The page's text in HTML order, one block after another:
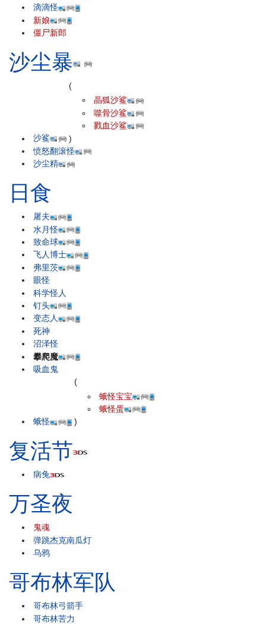
滴滴怪
新娘
僵尸新郎
沙尘暴
沙鲨
(
晶狐沙鲨
噬骨沙鲨
戮血沙鲨
)
愤怒翻滚怪
沙尘精
日食
屠夫
水月怪
致命球
飞人博士
弗里茨
眼怪
科学怪人
钉头
变态人
死神
沼泽怪
攀爬魔
吸血鬼
蛾怪
(
蛾怪宝宝
蛾怪蛋
)
复活节
病兔
万圣夜
鬼魂
弹跳杰克南瓜灯
乌鸦
哥布林军队
哥布林弓箭手
哥布林苦力